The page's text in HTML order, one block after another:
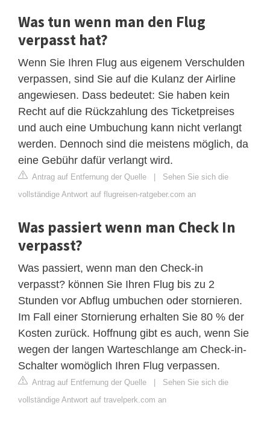
Was tun wenn man den Flug
verpasst hat?
Wenn Sie Ihren Flug aus eigenem Verschulden
verpassen, sind Sie auf die Kulanz der Airline
angewiesen. Dass bedeutet: Sie haben kein
Recht auf die Rückzahlung des Ticketpreises
und auch eine Umbuchung kann nicht verlangt
werden. Dennoch sind die meistens möglich, da
eine Gebühr dafür verlangt wird.
Antrag auf Entfernung der Quelle
Sehen Sie sich die
vollständige Antwort auf flugreisen-ratgeber.com an
Was passiert wenn man Check In
verpasst?
Was passiert, wenn man den Check-in
verpasst? können Sie Ihren Flug bis zu 2
Stunden vor Abflug umbuchen oder stornieren.
Im Fall einer Stornierung erhalten Sie 80 % der
Kosten zurück. Hoffnung gibt es auch, wenn Sie
wegen der langen Warteschlange am Check-in-
Schalter womöglich Ihren Flug verpassen.
Antrag auf Entfernung der Quelle
Sehen Sie sich die
vollständige Antwort auf travelperk.com an